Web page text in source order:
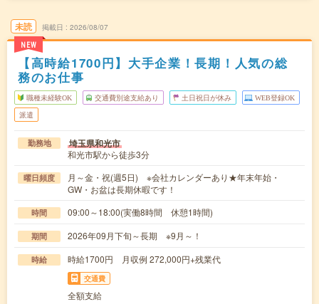
未読
NEW
掲載日 2026/08/07
【高時給1700円】大手企業！長期！人気の総
務のお仕事
職種未経験OK 交通費別途支給あり 土日祝日が休み WEB登録OK
派遣
勤務地 埼玉県和光市
和光市駅から徒歩3分
曜日頻度
月～金・祝(週5日) ※会社カレンダーあり★年末年始・
GW・お盆は長期休暇です！
時間 09:00～18:00(実働8時間 休憩1時間)
期間 2026年09月下旬～長期 ※9月～！
時給 時給1700円 月収例 272,000円+残業代
交通費
全額支給